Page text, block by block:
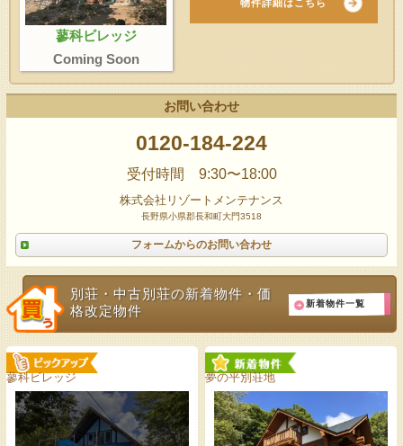
蓼科ビレッジ
Coming Soon
物件詳細はこちら
お問い合わせ
0120-184-224
受付時間 9:30〜18:00
株式会社リゾートメンテナンス
長野県小県郡長和町大門3518
フォームからのお問い合わせ
別荘・中古別荘の新着物件・価
格改定物件
新着物件一覧
蓼科ビレッジ 夢の平別荘地